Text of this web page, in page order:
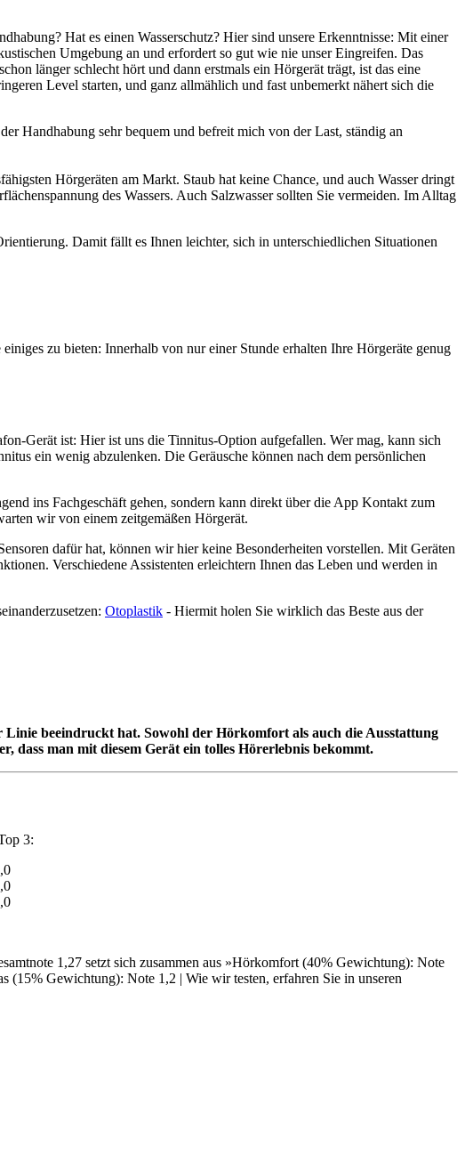
Hat es einen Wasserschutz? Hier sind unsere Erkenntnisse: Mit einer
Umgebung an und erfordert so gut wie nie unser Eingreifen. Das
länger schlecht hört und dann erstmals ein Hörgerät trägt, ist das eine
Level starten, und ganz allmählich und fast unbemerkt nähert sich die
Handhabung sehr bequem und befreit mich von der Last, ständig an
Hörgeräten am Markt. Staub hat keine Chance, und auch Wasser dringt
des Wassers. Auch Salzwasser sollten Sie vermeiden. Im Alltag
Damit fällt es Ihnen leichter, sich in unterschiedlichen Situationen
zu bieten: Innerhalb von nur einer Stunde erhalten Ihre Hörgeräte genug
Gerät ist: Hier ist uns die Tinnitus-Option aufgefallen. Wer mag, kann sich
ein wenig abzulenken. Die Geräusche können nach dem persönlichen
ins Fachgeschäft gehen, sondern kann direkt über die App Kontakt zum
wir von einem zeitgemäßen Hörgerät.
dafür hat, können wir hier keine Besonderheiten vorstellen. Mit Geräten
Verschiedene Assistenten erleichtern Ihnen das Leben und werden in
Otoplastik - Hiermit holen Sie wirklich das Beste aus der
beeindruckt hat. Sowohl der Hörkomfort als auch die Ausstattung
dass man mit diesem Gerät ein tolles Hörerlebnis bekommt.
3:
1,27 setzt sich zusammen aus »Hörkomfort (40% Gewichtung): Note
Gewichtung): Note 1,2 | Wie wir testen, erfahren Sie in unseren